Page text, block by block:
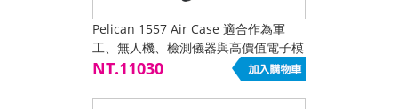
Pelican 1557 Air Case 適合作為軍
工、無人機、檢測儀器與高價值電子模
組的中型任務箱體基礎
NT.11030